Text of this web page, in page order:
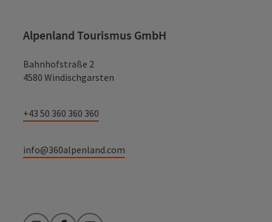
Alpenland Tourismus GmbH
Bahnhofstraße 2
4580 Windischgarsten
+43 50 360 360 360
info@360alpenland.com